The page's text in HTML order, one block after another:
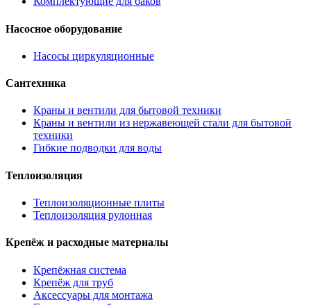
Насосное оборудование
Насосы циркуляционные
Сантехника
Краны и вентили для бытовой техники
Краны и вентили из нержавеющей стали для бытовой
техники
Гибкие подводки для воды
Теплоизоляция
Теплоизоляционные плиты
Теплоизоляция рулонная
Крепёж и расходные материалы
Крепёжная система
Крепёж для труб
Аксессуары для монтажа